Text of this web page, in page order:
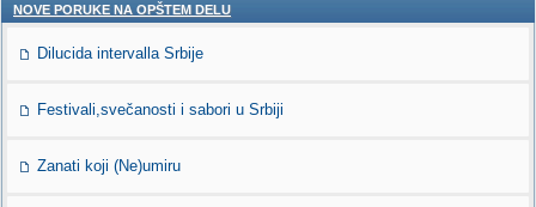
NOVE PORUKE NA OPŠTEM DELU
Dilucida intervalla Srbije
Festivali,svečanosti i sabori u Srbiji
Zanati koji (Ne)umiru